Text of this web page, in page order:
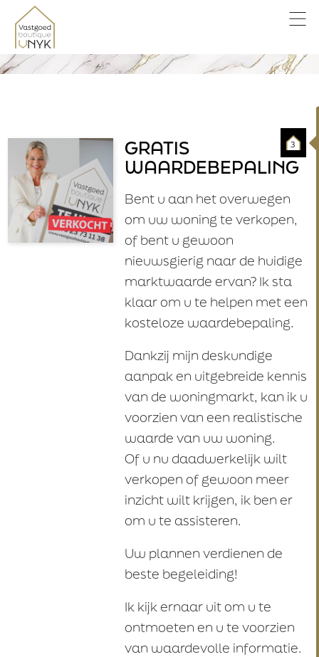
GRATIS
WAARDEBEPALING
Bent u aan het overwegen
om uw woning te verkopen,
of bent u gewoon
nieuwsgierig naar de huidige
marktwaarde ervan? Ik sta
klaar om u te helpen met een
kosteloze waardebepaling.
Dankzij mijn deskundige
aanpak en uitgebreide kennis
van de woningmarkt, kan ik u
voorzien van een realistische
waarde van uw woning.
Of u nu daadwerkelijk wilt
verkopen of gewoon meer
inzicht wilt krijgen, ik ben er
om u te assisteren.
Uw plannen verdienen de
beste begeleiding!
Ik kijk ernaar uit om u te
ontmoeten en u te voorzien
van waardevolle informatie.
3